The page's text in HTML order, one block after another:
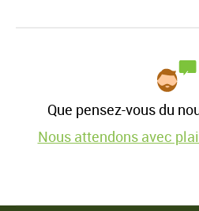
Que pensez-vous du
Nous attendons avec